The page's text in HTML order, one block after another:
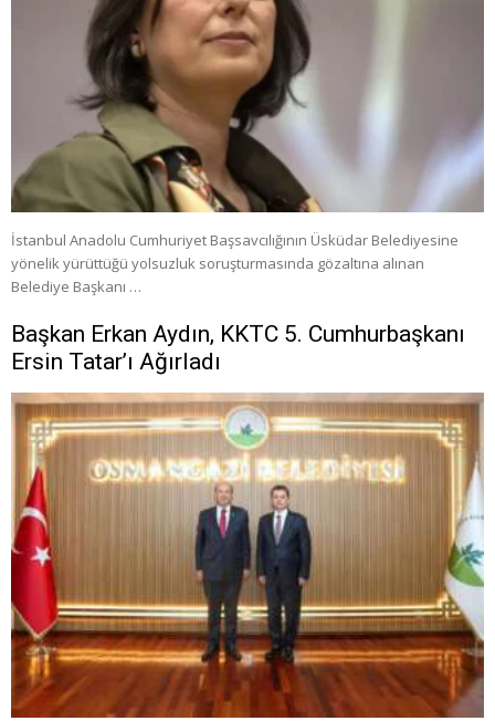
İstanbul Anadolu Cumhuriyet Başsavcılığının Üsküdar Belediyesine
yönelik yürüttüğü yolsuzluk soruşturmasında gözaltına alınan
Belediye Başkanı …
Başkan Erkan Aydın, KKTC 5. Cumhurbaşkanı
Ersin Tatar’ı Ağırladı